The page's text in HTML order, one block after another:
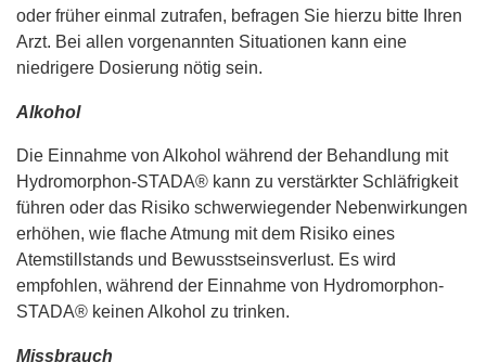
oder früher einmal zutrafen, befragen Sie hierzu bitte Ihren
Arzt. Bei allen vorgenannten Situationen kann eine
niedrigere Dosierung nötig sein.
Alkohol
Die Einnahme von Alkohol während der Behandlung mit
Hydromorphon-STADA® kann zu verstärkter Schläfrigkeit
führen oder das Risiko schwerwiegender Nebenwirkungen
erhöhen, wie flache Atmung mit dem Risiko eines
Atemstillstands und Bewusstseinsverlust. Es wird
empfohlen, während der Einnahme von Hydromorphon-
STADA® keinen Alkohol zu trinken.
Missbrauch